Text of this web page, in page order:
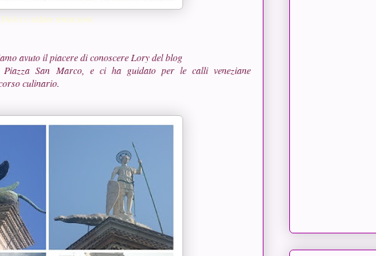
Dolci e salate tentazioni.
avuto il piacere di conoscere Lory del blog
San Marco, e ci ha guidato per le calli veneziane
culinario.